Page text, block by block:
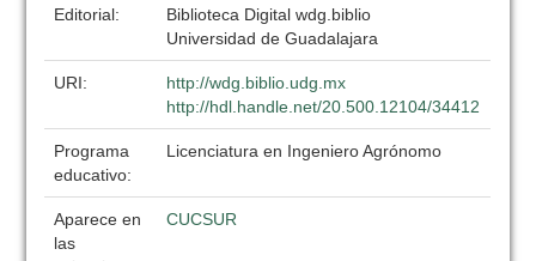
Editorial:
Biblioteca Digital wdg.biblio
Universidad de Guadalajara
URI:
http://wdg.biblio.udg.mx
http://hdl.handle.net/20.500.12104/34412
Programa
educativo:
Licenciatura en Ingeniero Agrónomo
Aparece en
las
CUCSUR